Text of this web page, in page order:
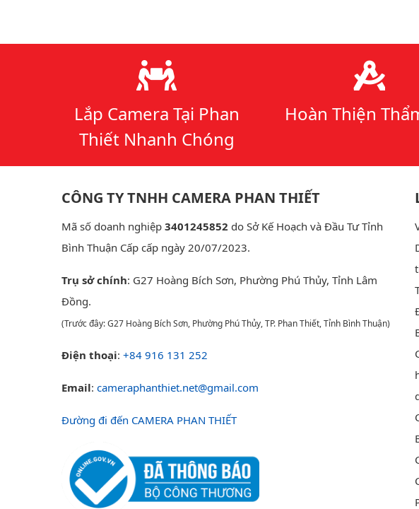
Lý do chọn chúng tôi
Lắp Camera Tại Phan
Thiết Nhanh Chóng
Hoàn Thiện
CÔNG TY TNHH CAMERA PHAN THIẾT
Mã số doanh nghiệp 3401245852 do Sở Kế Hoạch và Đầu Tư Tỉnh
Bình Thuận Cấp cấp ngày 20/07/2023.
Trụ sở chính: G27 Hoàng Bích Sơn, Phường Phú Thủy, Tỉnh Lâm
Đồng.
(Trước đây: G27 Hoàng Bích Sơn, Phường Phú Thủy, TP. Phan Thiết, Tỉnh Bình Thuận)
Điện thoại: +84 916 131 252
Email: cameraphanthiet.net@gmail.com
Đường đi đến CAMERA PHAN THIẾT